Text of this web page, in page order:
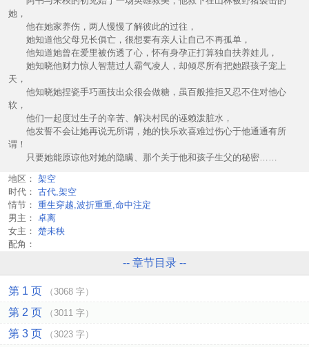
她，
他在她家养伤，两人慢慢了解彼此的过往，
她知道他父母兄长俱亡，很想要有亲人让自己不再孤单，
他知道她曾在爱里被伤透了心，怀有身孕正打算独自扶养娃儿，
她知晓他财力惊人智慧过人霸气凌人，却倾尽所有把她跟孩子宠上
天，
他知晓她捏瓷手巧画技出众很会做糖，虽百般推拒又忍不住对他心
软，
他们一起度过生子的辛苦、解决村民的诬赖泼脏水，
他发誓不会让她再说无所谓，她的快乐欢喜难过伤心于他通通有所
谓！
只要她能原谅他对她的隐瞒、那个关于他和孩子生父的秘密……
地区： 架空
时代： 古代,架空
情节： 重生穿越,波折重重,命中注定
男主： 卓离
女主： 楚未秧
配角：
-- 章节目录 --
第 1 页 （3068 字）
第 2 页 （3011 字）
第 3 页 （3023 字）